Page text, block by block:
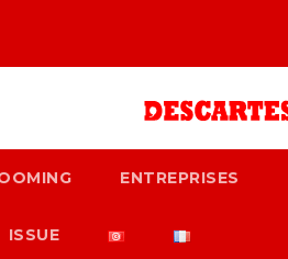
ENTREPRISES
ISSUE